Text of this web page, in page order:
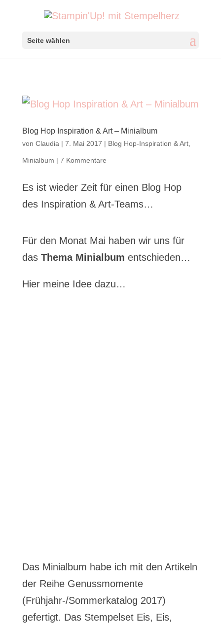
Seite wählen
Blog Hop Inspiration & Art – Minialbum
von Claudia | 7. Mai 2017 | Blog Hop-Inspiration & Art,
Minialbum | 7 Kommentare
Es ist wieder Zeit für einen Blog Hop
des Inspiration & Art-Teams…
Für den Monat Mai haben wir uns für
das Thema Minialbum entschieden…
Hier meine Idee dazu…
Das Minialbum habe ich mit den Artikeln
der Reihe Genussmomente
(Frühjahr-/Sommerkatalog 2017)
gefertigt. Das Stempelset Eis, Eis,